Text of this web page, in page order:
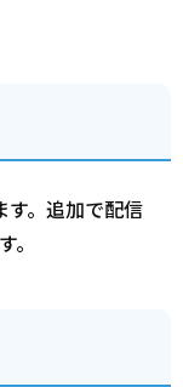
す。追加で配信